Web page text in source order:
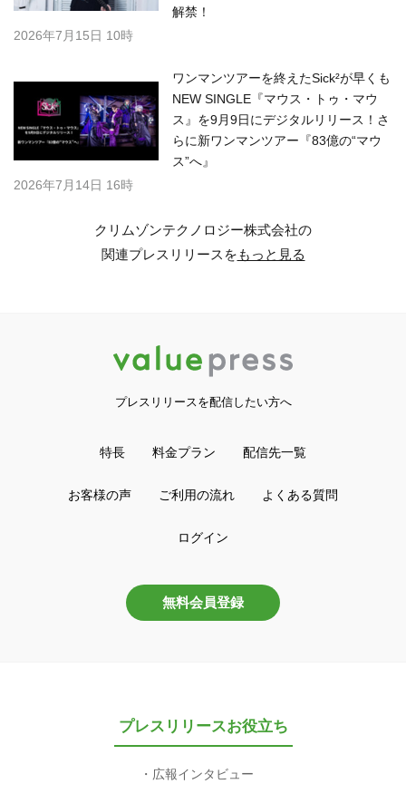
解禁！
2026年7月15日 10時
ワンマンツアーを終えたSick²が早くも
NEW SINGLE『マウス・トゥ・マウ
ス』を9月9日にデジタルリリース！さ
らに新ワンマンツアー『83億の“マウ
ス”へ』
2026年7月14日 16時
クリムゾンテクノロジー株式会社の
関連プレスリリースをもっと見る
プレスリリースを配信したい方へ
特長 料金プラン 配信先一覧
お客様の声 ご利用の流れ よくある質問
ログイン
無料会員登録
プレスリリースお役立ち
広報インタビュー